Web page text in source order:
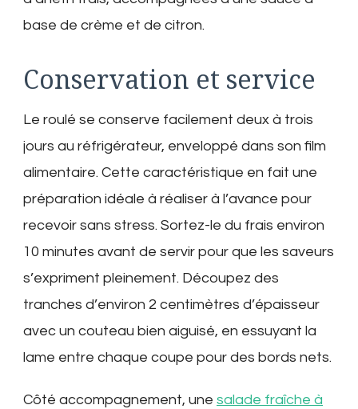
base de crème et de citron.
Conservation et service
Le roulé se conserve facilement deux à trois
jours au réfrigérateur, enveloppé dans son film
alimentaire. Cette caractéristique en fait une
préparation idéale à réaliser à l’avance pour
recevoir sans stress. Sortez-le du frais environ
10 minutes avant de servir pour que les saveurs
s’expriment pleinement. Découpez des
tranches d’environ 2 centimètres d’épaisseur
avec un couteau bien aiguisé, en essuyant la
lame entre chaque coupe pour des bords nets.
Côté accompagnement, une salade fraîche à